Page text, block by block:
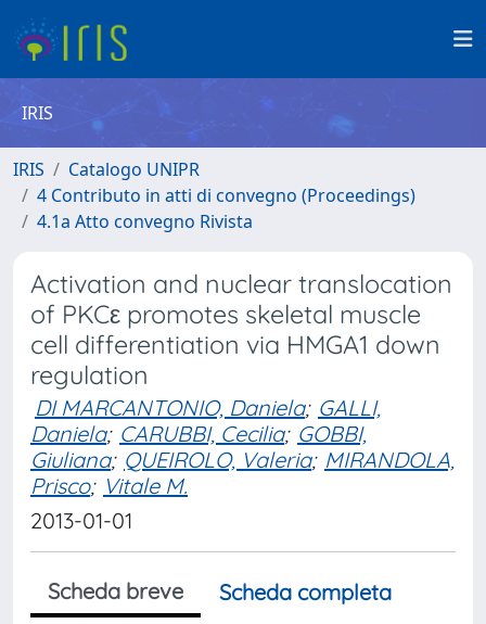
IRIS
IRIS
Catalogo UNIPR
4 Contributo in atti di convegno (Proceedings)
4.1a Atto convegno Rivista
Activation and nuclear translocation
of PKCε promotes skeletal muscle
cell differentiation via HMGA1 down
regulation
DI MARCANTONIO, Daniela; GALLI,
Daniela; CARUBBI, Cecilia; GOBBI,
Giuliana; QUEIROLO, Valeria; MIRANDOLA,
Prisco; Vitale M.
2013-01-01
Scheda breve
Scheda completa